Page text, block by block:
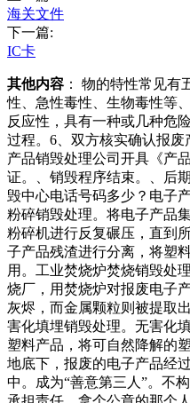
海关文件
下一篇:
IC卡
其他内容 ： 物的特性常见
性、急性毒性、生物毒性等
反应性，具有一种或几种危
过程。6、双方核实确认报废
产品销毁处理公司开具《产
证。、销毁程序结束。、后
毁中心电话号码多少？电子
粉碎销毁处理。将电子产品
粉碎机进行反复碾压，直到
子产品残渣进行分离，将塑
用。工业焚烧炉焚烧销毁处
烧厂，用焚烧炉对报废电子
灰烬，而金属颗粒则被提取
害化填埋销毁处理。无害化
塑料产品，将可自然降解的
地底下，报废的电子产品经
中。成为“善意第三人”。不